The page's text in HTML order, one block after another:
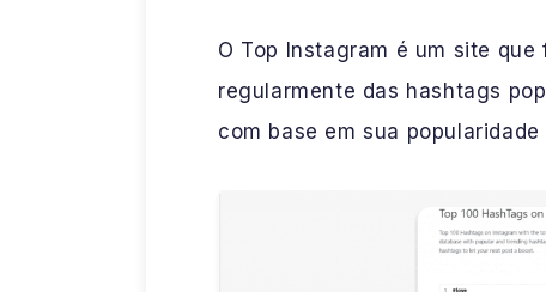
O Top Instagram é um site
regularmente das hashtags
com base em sua